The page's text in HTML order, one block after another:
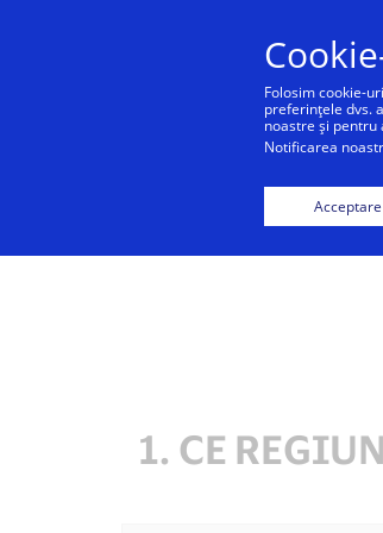
1. CE
Folosim cookie-
preferințele dvs.
noastre și
Notificarea
Acceptare